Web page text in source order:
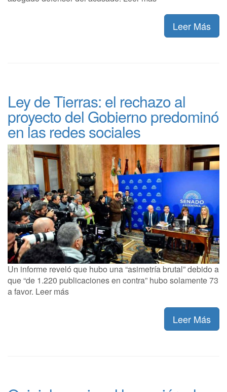
Leer Más
Ley de Tierras: el rechazo al
proyecto del Gobierno predominó
en las redes sociales
Un informe reveló que hubo una “asimetría brutal” debido a
que “de 1.220 publicaciones en contra” hubo solamente 73
a favor. Leer más
Leer Más